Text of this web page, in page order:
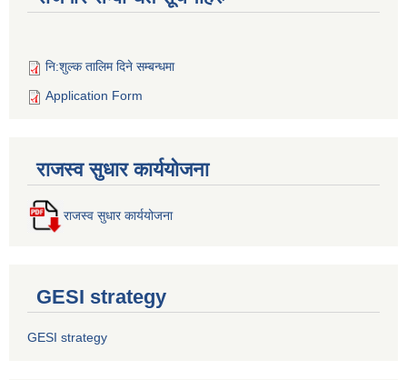
नि:शुल्क तालिम दिने सम्बन्धमा
Application Form
राजस्व सुधार कार्ययोजना
राजस्व सुधार कार्ययोजना
GESI strategy
GESI strategy